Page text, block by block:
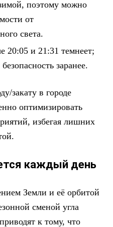
поэтому можно
от
света.
20:05 и 21:31 темнеет;
заранее.
закату в городе
оптимизировать
избегая лишних
каждый день
Земли и её орбитой
сменой угла
к тому, что